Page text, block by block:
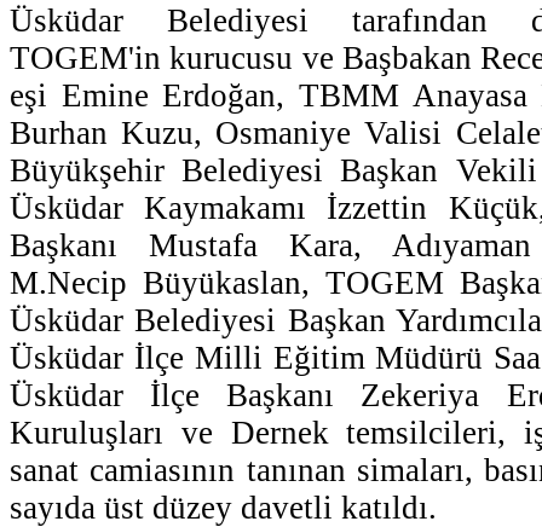
Üsküdar Belediyesi tarafından
TOGEM'in kurucusu ve Başbakan
eşi Emine Erdoğan, TBMM Anayasa
Burhan Kuzu, Osmaniye Valisi
Büyükşehir Belediyesi Başkan
Üsküdar Kaymakamı İzzettin
Başkanı Mustafa Kara,
M.Necip Büyükaslan, TOGEM
Üsküdar Belediyesi Başkan
Üsküdar İlçe Milli Eğitim Müdürü
Üsküdar İlçe Başkanı Zekeriya
Kuruluşları ve Dernek temsilcileri,
sanat camiasının tanınan simaları,
sayıda üst düzey davetli katıldı.